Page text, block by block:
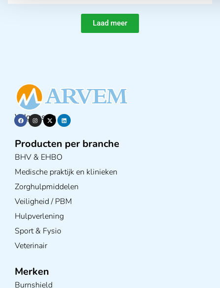
Laad meer
Volg ons op
Producten per branche
BHV & EHBO
Medische praktijk en klinieken
Zorghulpmiddelen
Veiligheid / PBM
Hulpverlening
Sport & Fysio
Veterinair
Merken
Burnshield